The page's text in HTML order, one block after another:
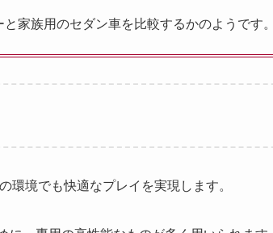
家族用のセダン車を比較するかのようです。
境でも快適なプレイを実現します。